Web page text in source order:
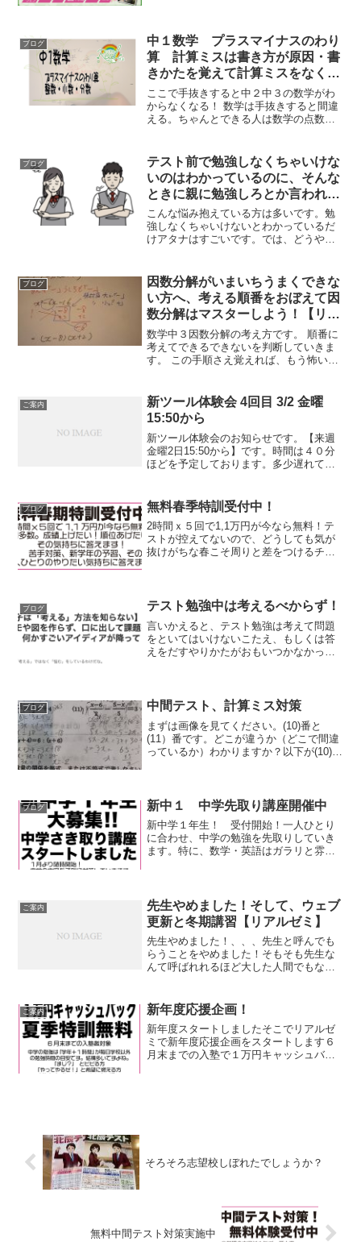
せ、今月...
ブログ
中１数学 プラスマイナスのわり
算 計算ミスは書き方が原因・書
きかたを覚えて計算ミスをなくそ
う【リアルゼミ】
ここで手抜きすると中２中３の数学がわ
からなくなる！ 数学は手抜きすると間違
える。ちゃんとできる人は数学の点数が
ブログ
テスト前で勉強しなくちゃいけな
いのはわかっているのに、そんな
ときに親に勉強しろとか言われ、
腹が立って勉強したくなくなり、
でも勉強しなくちゃいけないし、
でもなかなか勉強できない悩みを
こんな悩み抱えている方は多いです。勉
強しなくちゃいけないとわかっているだ
けアタナはすごいです。では、どうやっ
い。まずはノート、問題集、参考書、プ
リント、なんでもいいので開...
ブログ
因数分解がいまいちうまくできな
い方へ、考える順番をおぼえて因
数分解はマスターしよう！【リア
ルゼミ】
数学中３因数分解の考え方です。 順番に
考えてできるできないを判断していきま
す。 この手順さえ覚えれば、もう怖いも
してください！ながら見するもよしテス
ト対策に使うもよし、...
ご案内
新ツール体験会 4回目 3/2 金曜
15:50から
新ツール体験会のお知らせです。【来週
金曜2日15:50から】です。時間は４０分
ほどを予定しております。多少遅れての
ト等は必要ないです。今回も早い時間に
なりますので前回参...
ブログ 無料春季特訓受付中！
2時間ｘ５回で1,1万円が今なら無料！テ
ストが控えてないので、どうしても気が
抜けがちな春こそ周りと差をつけるチャ
立てて対策していきま...
ブログ テスト勉強中は考えるべからず！
言いかえると、テスト勉強は考えて問題
をといてはいけないこたえ、もしくは答
えをだすやりかたがおもいつかなかった
プは考えながら問題を解い...
ブログ 中間テスト、計算ミス対策
まずは画像を見てください。(10)番と
(11）番です。どこが違うか（どこで間違
っているか）わかりますか？以下が(10)番
（実は１１番も同...
ブログ 新中１ 中学先取り講座開催中
新中学１年生！ 受付開始！一人ひとり
に合わせ、中学の勉強を先取りしていき
ます。特に、数学・英語はガラリと雰囲
ほとんどは小学で習ったこ...
ご案内
先生やめました！そして、ウェブ
更新と冬期講習【リアルゼミ】
先生やめました！、、、先生と呼んでも
らうことをやめました！そもそも先生な
んて呼ばれれるほど大した人間でもない
たり接せられたりすること。やってるこ
と考えていることは学校の...
ご案内 新年度応援企画！
新年度スタートしましたそこでリアルゼ
ミで新年度応援企画をスタートします６
月末までの入塾で１万円キャッシュバッ
そろそろ志望校しぼれたでしょうか？
無料中間テスト対策実施中